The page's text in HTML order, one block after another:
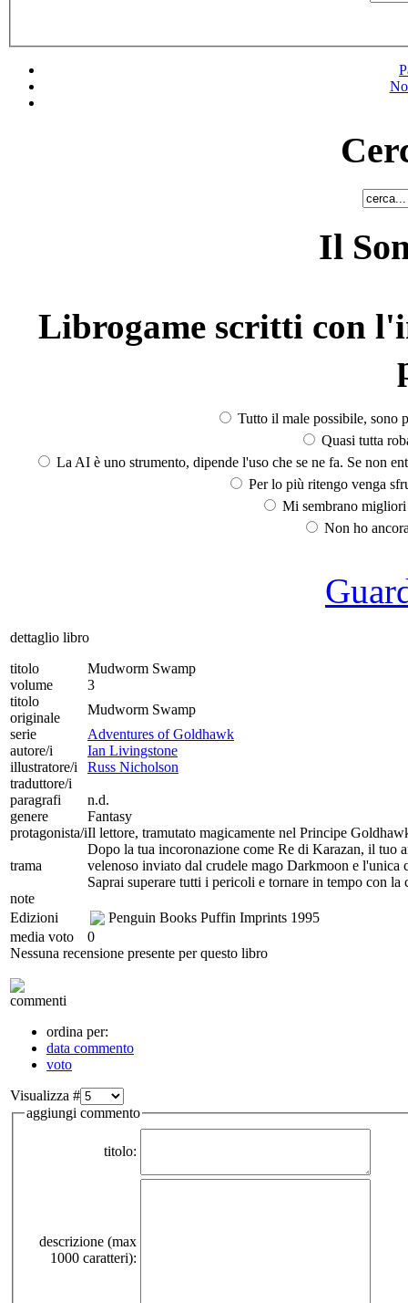
Il
Librogame scritti con
Tutto il male possibile, sono
Quasi tutta
La AI è uno strumento, dipende l'uso che se ne fa. Se non
Per lo più ritengo venga
Mi sembrano
Non ho
dettaglio libro
titolo
Mudworm Swamp
volume
3
titolo
originale
Mudworm Swamp
serie
Adventures of Goldhawk
autore/i
Ian Livingstone
illustratore/i
Russ Nicholson
traduttore/i
paragrafi
n.d.
genere
Fantasy
protagonista/iIl lettore, tramutato magicamente nel Principe
trama
Dopo la tua incoronazione come Re di Karazan, il tuo
velenoso inviato dal crudele mago Darkmoon e
Saprai superare tutti i pericoli e tornare in tempo con la
note
Edizioni
Penguin Books Puffin Imprints 1995
media voto
0
Nessuna recensione presente per questo libro
commenti
ordina per:
data commento
voto
Visualizza #
aggiungi commento
titolo:
descrizione (max
1000 caratteri):